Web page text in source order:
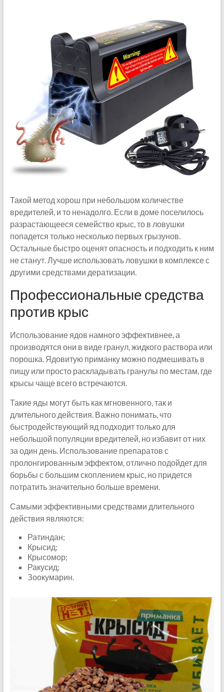
Такой метод хорош при небольшом количестве
вредителей, и то ненадолго. Если в доме поселилось
разрастающееся семейство крыс, то в ловушки
попадется только несколько первых грызунов.
Остальные быстро оценят опасность и подходить к ним
не станут. Лучше использовать ловушки в комплексе с
другими средствами дератизации.
Профессиональные средства
против крыс
Использование ядов намного эффективнее, а
производятся они в виде гранул, жидкого раствора или
порошка. Ядовитую приманку можно подмешивать в
пищу или просто раскладывать гранулы по местам, где
крысы чаще всего встречаются.
Такие яды могут быть как мгновенного, так и
длительного действия. Важно понимать, что
быстродействующий яд подходит только для
небольшой популяции вредителей, но избавит от них
за один день. Использование препаратов с
пролонгированным эффектом, отлично подойдет для
борьбы с большим скоплением крыс, но придется
потратить значительно больше времени.
Самыми эффективными средствами длительного
действия являются:
Ратиндан;
Крысид;
Крысомор;
Ракусид;
Зоокумарин.